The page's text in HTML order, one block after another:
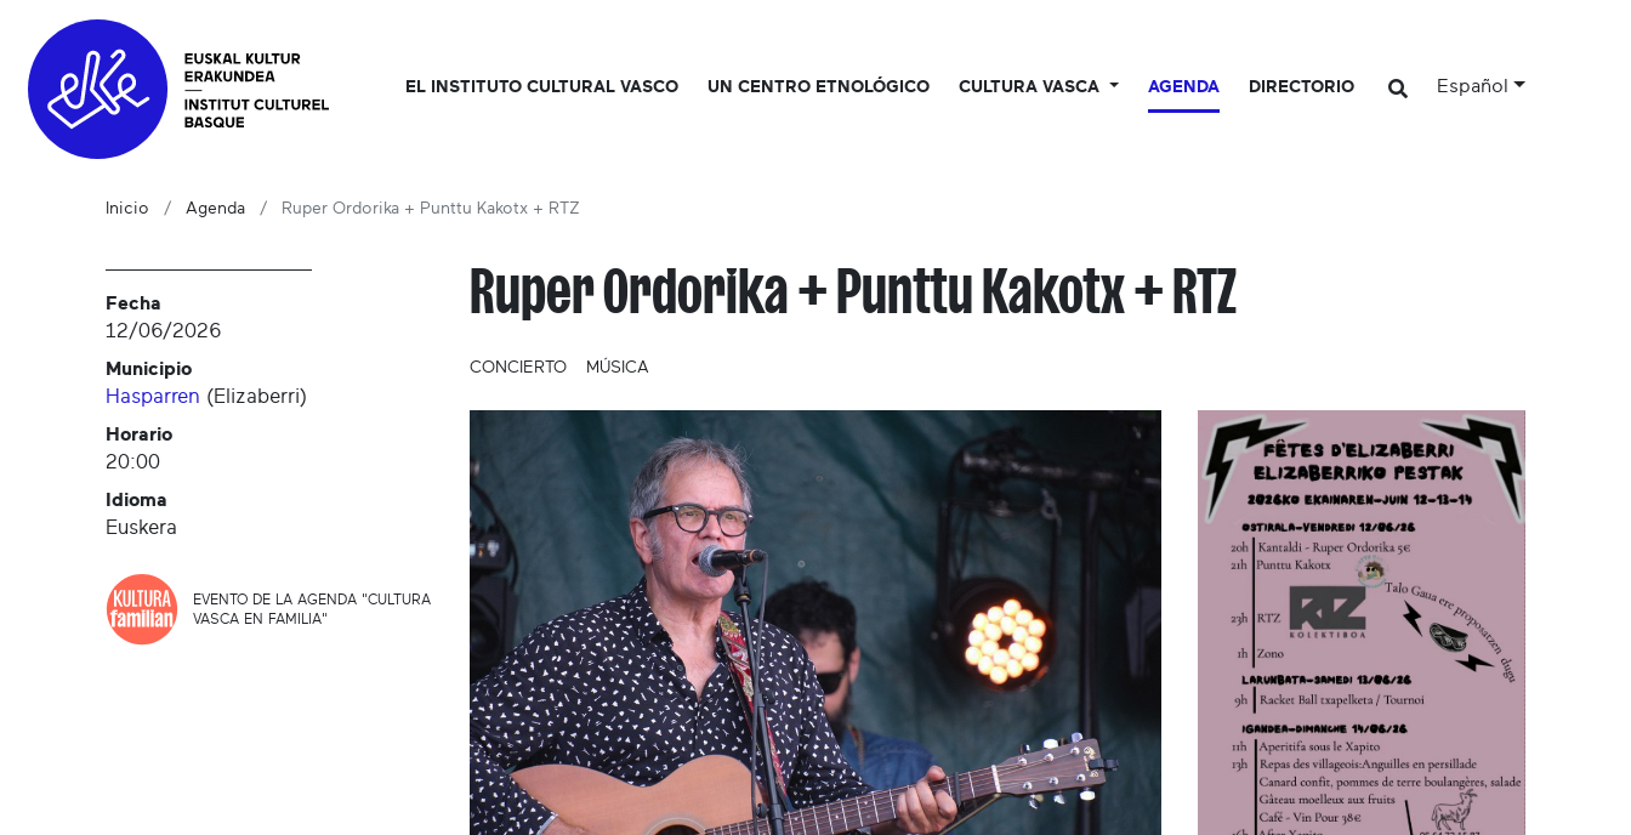
EL INSTITUTO CULTURAL VASCO UN CENTRO ETNOLÓGICO CULTURA VASCA AGENDA DIRECTORIO Español
Inicio Agenda Ruper Ordorika + Punttu Kakotx + RTZ
Fecha
12/06/2026
Municipio
Hasparren (Elizaberri)
Horario
20:00
Idioma
Euskera
EVENTO DE LA AGENDA "CULTURA
VASCA EN FAMILIA"
Ruper Ordorika + Punttu Kakotx + RTZ
CONCIERTO MÚSICA